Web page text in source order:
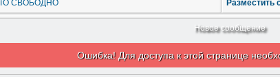
СВОБОДНО Разместить
Новое сообщение
Ошибка! Для доступа к этой странице